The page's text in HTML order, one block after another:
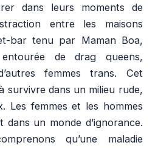
dans leurs moments de
entre les maisons
bar tenu par Maman Boa,
de drag queens,
femmes trans. Cet
survivre dans un milieu rude,
Les femmes et les hommes
un monde d’ignorance.
qu’une maladie